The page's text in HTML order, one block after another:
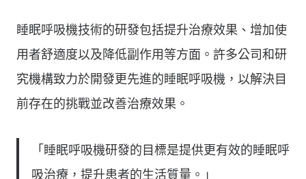
睡眠呼吸機技術的研發包括提升治療效果、增加使
用者舒適度以及降低副作用等方面。許多公司和研
究機構致力於開發更先進的睡眠呼吸機，以解決目
前存在的挑戰並改善治療效果。
「睡眠呼吸機研發的目標是提供更有效的睡眠呼
吸治療，提升患者的生活質量。」